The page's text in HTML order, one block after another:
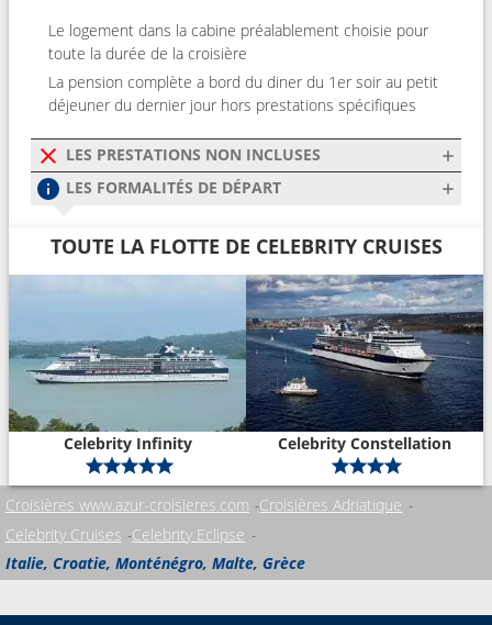
Le logement dans la cabine préalablement choisie pour
toute la durée de la croisière
La pension complète a bord du diner du 1er soir au petit
déjeuner du dernier jour hors prestations spécifiques
LES PRESTATIONS NON INCLUSES
LES FORMALITÉS DE DÉPART
TOUTE LA FLOTTE DE CELEBRITY CRUISES
Celebrity Infinity Celebrity Constellation
Croisières www.azur-croisieres.com Croisières Adriatique
Celebrity Cruises Celebrity Eclipse
Italie, Croatie, Monténégro, Malte, Grèce